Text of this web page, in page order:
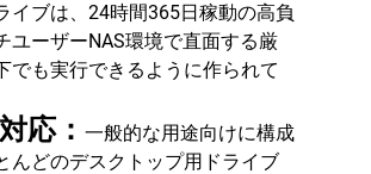
イブは、24時間365日稼動の高負
ユーザーNAS環境で直面する厳
でも実行できるように作られて
応： 一般的な用途向けに構成
んどのデスクトップ用ドライブ